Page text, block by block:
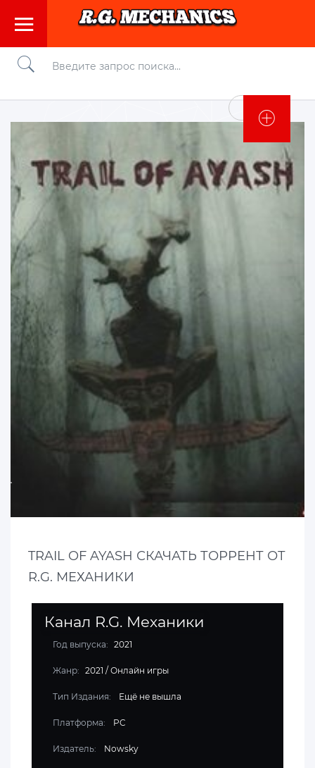
Войти
TRAIL OF AYASH СКАЧАТЬ ТОРРЕНТ ОТ
R.G. МЕХАНИКИ
Канал R.G. Механики
Год выпуска: 2021
Жанр: 2021 / Онлайн игры
Тип Издания: Ещё не вышла
Платформа: PC
Издатель: Nowsky